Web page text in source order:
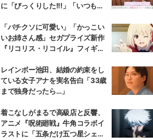
に「びっくりした!!!」「いつもと
の反響
「バチクソに可愛い」「かっこい
いお姉さん感」セガプライズ新作
『リコリス・リコイル』フィギュ
レインボー池田、結婚の約束をし
ている女子アナを実名告白「33歳
まで独身だったら…」
着こなしがまるで高級店と反響、
アニメ『呪術廻戦』牛角コラボイ
ラストに「五条だけ五つ星シェ